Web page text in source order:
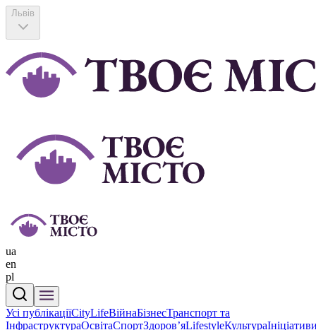
Львів
ua
en
pl
Усі публікаціїCityLifeВійнаБізнесТранспорт та
ІнфраструктураОсвітаСпортЗдоровʼяLifestyleКультура